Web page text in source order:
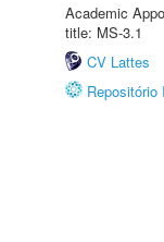
Academic
title: MS-3.1
CV Lattes